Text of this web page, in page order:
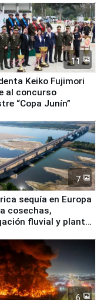
11
Keiko Fujimori
al concurso
“Copa Junín”
7
sequía en Europa
cosechas,
fluvial y plantas
6